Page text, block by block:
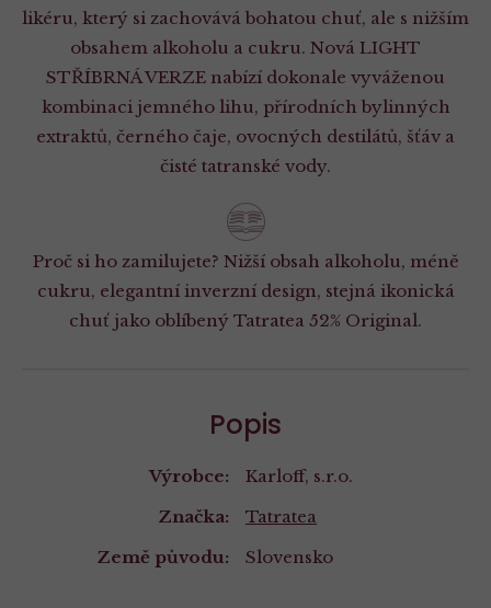
likéru, který si zachovává bohatou chuť, ale s nižším
obsahem alkoholu a cukru. Nová LIGHT
STŘÍBRNÁ VERZE nabízí dokonale vyváženou
kombinaci jemného lihu, přírodních bylinných
extraktů, černého čaje, ovocných destilátů, šťáv a
čisté tatranské vody.
Proč si ho zamilujete? Nižší obsah alkoholu, méně
cukru, elegantní inverzní design, stejná ikonická
chuť jako oblíbený Tatratea 52% Original.
Popis
Výrobce:
Karloff, s.r.o.
Značka:
Tatratea
Země původu:
Slovensko